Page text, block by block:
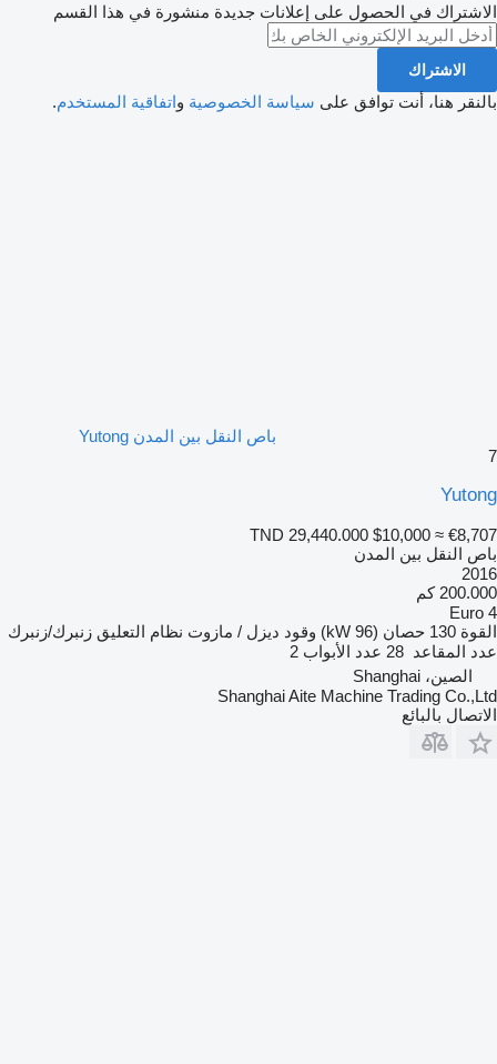
الاشتراك في الحصول على إعلانات جديدة منشورة في هذا القسم
الاشتراك
بالنقر هنا، أنت توافق على سياسة الخصوصية واتفاقية المستخدم.
باص النقل بين المدن Yutong
7
Yutong
TND 29,440.000 $10,000 ≈ €8,707
باص النقل بين المدن
2016
200.000 كم
Euro 4
القوة 130 حصان (96 kW) وقود ديزل / مازوت نظام التعليق زنبرك/زنبرك
عدد المقاعد 28 عدد الأبواب 2
الصين، Shanghai
Shanghai Aite Machine Trading Co.,Ltd
الاتصال بالبائع